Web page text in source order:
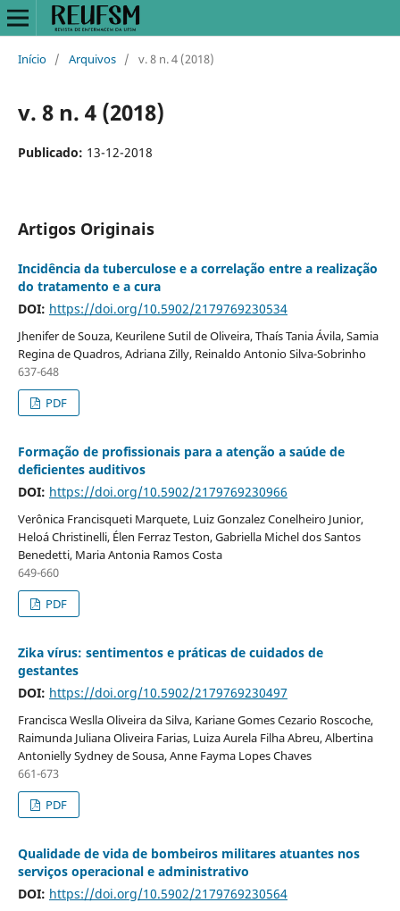
Início / Arquivos / v. 8 n. 4 (2018)
v. 8 n. 4 (2018)
Publicado: 13-12-2018
Artigos Originais
Incidência da tuberculose e a correlação entre a realização
do tratamento e a cura
DOI: https://doi.org/10.5902/2179769230534
Jhenifer de Souza, Keurilene Sutil de Oliveira, Thaís Tania Ávila, Samia
Regina de Quadros, Adriana Zilly, Reinaldo Antonio Silva-Sobrinho
637-648
PDF
Formação de profissionais para a atenção a saúde de
deficientes auditivos
DOI: https://doi.org/10.5902/2179769230966
Verônica Francisqueti Marquete, Luiz Gonzalez Conelheiro Junior,
Heloá Christinelli, Élen Ferraz Teston, Gabriella Michel dos Santos
Benedetti, Maria Antonia Ramos Costa
649-660
PDF
Zika vírus: sentimentos e práticas de cuidados de
gestantes
DOI: https://doi.org/10.5902/2179769230497
Francisca Weslla Oliveira da Silva, Kariane Gomes Cezario Roscoche,
Raimunda Juliana Oliveira Farias, Luiza Aurela Filha Abreu, Albertina
Antonielly Sydney de Sousa, Anne Fayma Lopes Chaves
661-673
PDF
Qualidade de vida de bombeiros militares atuantes nos
serviços operacional e administrativo
DOI: https://doi.org/10.5902/2179769230564